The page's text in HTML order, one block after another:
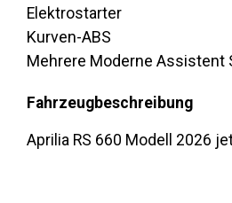
Elektrostarter
Kurven-ABS
Mehrere Moderne Assistent
Fahrzeugbeschreibung
Aprilia RS 660 Modell 2026